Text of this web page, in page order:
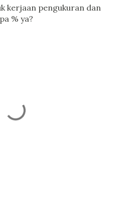
kerjaan pengukuran dan
% ya?